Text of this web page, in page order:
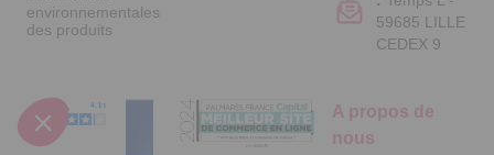
environnementales
des produits
A propos de
nous
59685 LILLE
CEDEX 9